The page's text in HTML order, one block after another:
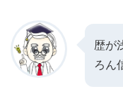
歴が
ろん